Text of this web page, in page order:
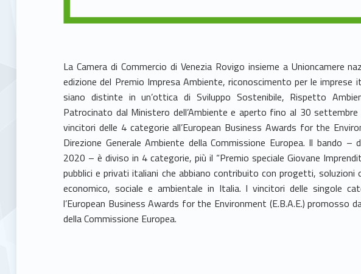
La Camera di Commercio di Venezia Rovigo insieme a Unioncamere
edizione del Premio Impresa Ambiente, riconoscimento per le imprese
siano distinte in un’ottica di Sviluppo Sostenibile, Rispetto
Patrocinato dal Ministero dell’Ambiente e aperto fino al 30
vincitori delle 4 categorie all’European Business Awards for the
Direzione Generale Ambiente della Commissione Europea. Il bando
2020 – è diviso in 4 categorie, più il “Premio speciale Giovane
pubblici e privati italiani che abbiano contribuito con progetti,
economico, sociale e ambientale in Italia. I vincitori delle singole
l’European Business Awards for the Environment (E.B.A.E.) promosso
della Commissione Europea.